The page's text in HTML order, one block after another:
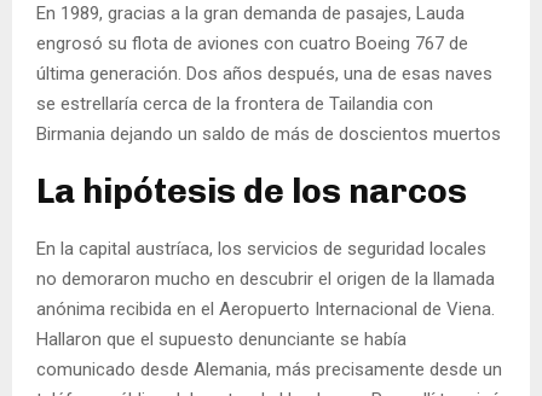
En 1989, gracias a la gran demanda de pasajes, Lauda
engrosó su flota de aviones con cuatro Boeing 767 de
última generación. Dos años después, una de esas naves
se estrellaría cerca de la frontera de Tailandia con
Birmania dejando un saldo de más de doscientos muertos
La hipótesis de los narcos
En la capital austríaca, los servicios de seguridad locales
no demoraron mucho en descubrir el origen de la llamada
anónima recibida en el Aeropuerto Internacional de Viena.
Hallaron que el supuesto denunciante se había
comunicado desde Alemania, más precisamente desde un